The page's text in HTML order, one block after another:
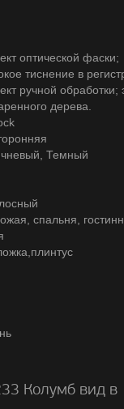
оптической фаски;
тиснение в
ручной обработки;
дерева.
Темный
спальня,
Колумб вид в